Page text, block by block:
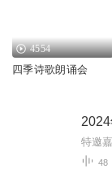
4554
四季诗歌朗诵会
48